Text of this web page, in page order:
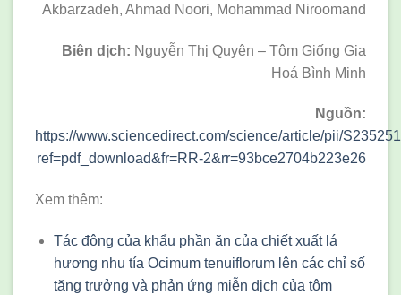
Akbarzadeh, Ahmad Noori, Mohammad Niroomand
Biên dịch: Nguyễn Thị Quyên – Tôm Giống Gia
Hoá Bình Minh
Nguồn:
https://www.sciencedirect.com/science/article/pii/
ref=pdf_download&fr=RR-2&rr=93bce2704b223e26
Xem thêm:
Tác động của khẩu phần ăn của chiết xuất lá
hương nhu tía Ocimum tenuiflorum lên các chỉ số
tăng trưởng và phản ứng miễn dịch của tôm